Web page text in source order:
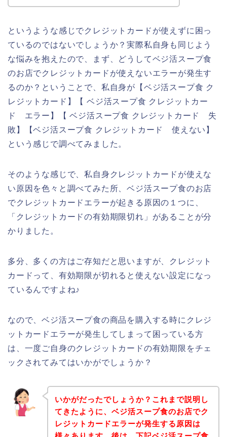
というような感じでクレジットカードが使えずに困っ
ているのではないでしょうか？実際私自身も同じよう
な悩みを抱えたので、まず、どうしてベジ活スープ食
のお店でクレジットカードが使えないエラーが発生す
るのか？ということで、私自身が【ベジ活スープ食 ク
レジットカード】【 ベジ活スープ食 クレジットカー
ド エラー】【 ベジ活スープ食 クレジットカード 失
敗】【ベジ活スープ食 クレジットカード 使えない】
という感じで調べてみました。
そのような感じで、私自身クレジットカードが使えな
い原因を色々と調べてみた所、ベジ活スープ食のお店
でクレジットカードエラーが起きる原因の１つに、
「クレジットカードの有効期限切れ」があることが分
かりました。
多分、多くの方はご存知だと思いますが、クレジット
カードって、有効期限が切れると使えない設定になっ
ているんですよね♪
なので、ベジ活スープ食の商品を購入する時にクレジ
ットカードエラーが発生してしまって困っている方
は、一度ご自身のクレジットカードの有効期限をチェ
ックされてみてはいかがでしょうか？
いかがだったでしょうか？これまで説明し
てきたように、ベジ活スープ食のお店でク
レジットカードエラーが発生する原因は